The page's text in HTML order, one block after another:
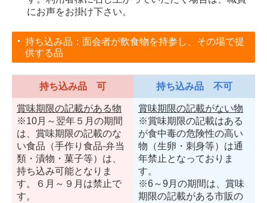
にお声をお掛け下さい。
持ち込み品：面会者が飲食物を持参し、その場で提
供する品
持ち込み品 可 持ち込み品 不可
賞味期限の記載がある物
※10月～翌年５月の期間
は、賞味期限の記載のな
い食品（手作り食品‐弁当
類・漬物・菓子等）は、
持ち込み可能となりま
す。６月～９月は禁止で
す。
賞味期限の記載がない物
※賞味期限の記載はある
が食中毒の危険性の高い
物（生卵・刺身等）は通
年禁止となっておりま
す。
※6～9月の期間は、賞味
期限の記載がある市販の